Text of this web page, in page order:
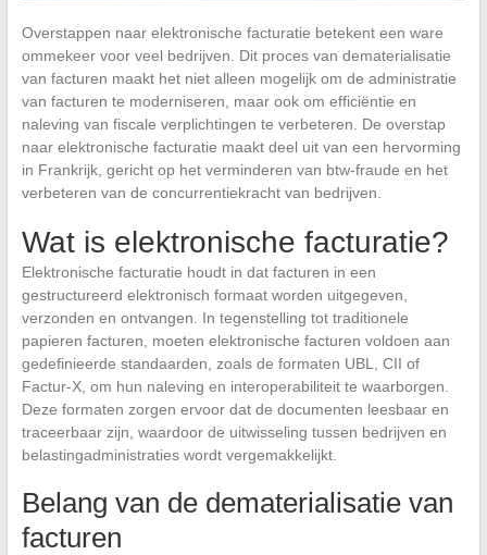
Overstappen naar elektronische facturatie betekent een ware
ommekeer voor veel bedrijven. Dit proces van dematerialisatie
van facturen maakt het niet alleen mogelijk om de administratie
van facturen te moderniseren, maar ook om efficiëntie en
naleving van fiscale verplichtingen te verbeteren. De overstap
naar elektronische facturatie maakt deel uit van een hervorming
in Frankrijk, gericht op het verminderen van btw-fraude en het
verbeteren van de concurrentiekracht van bedrijven.
Wat is elektronische facturatie?
Elektronische facturatie houdt in dat facturen in een
gestructureerd elektronisch formaat worden uitgegeven,
verzonden en ontvangen. In tegenstelling tot traditionele
papieren facturen, moeten elektronische facturen voldoen aan
gedefinieerde standaarden, zoals de formaten UBL, CII of
Factur-X, om hun naleving en interoperabiliteit te waarborgen.
Deze formaten zorgen ervoor dat de documenten leesbaar en
traceerbaar zijn, waardoor de uitwisseling tussen bedrijven en
belastingadministraties wordt vergemakkelijkt.
Belang van de dematerialisatie van
facturen